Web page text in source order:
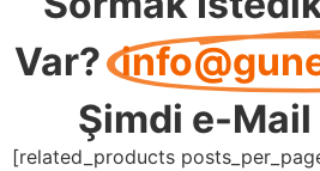
Var?
Şimdi e-
[related_products